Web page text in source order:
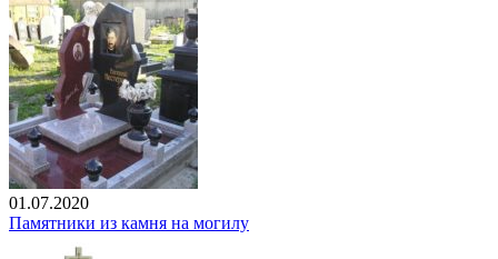
01.07.2020
Памятники из камня на могилу